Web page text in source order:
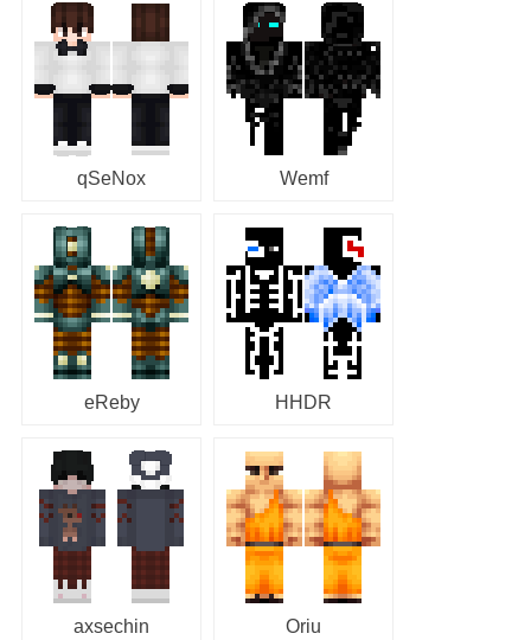
qSeNox Wemf
eReby HHDR
axsechin Oriu